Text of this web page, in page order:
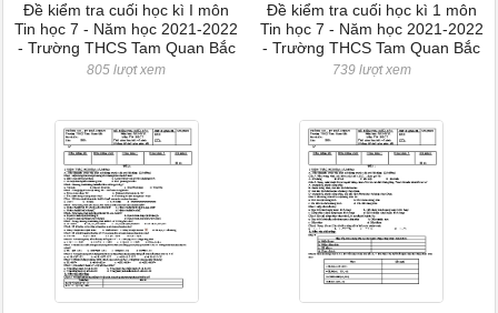
Đề kiểm tra cuối học kì I môn
Tin học 7 - Năm học 2021-2022
- Trường THCS Tam Quan Bắc
805 lượt xem
Đề kiểm tra cuối học kì 1 môn
Tin học 7 - Năm học 2021-2022
- Trường THCS Tam Quan Bắc
739 lượt xem